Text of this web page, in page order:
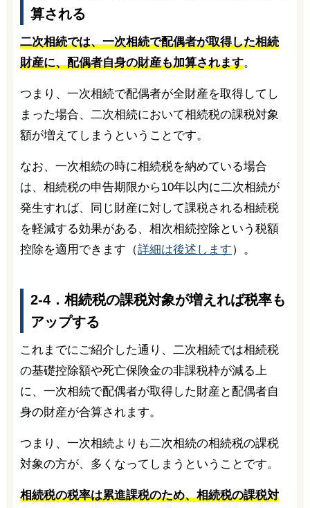
算される
二次相続では、一次相続で配偶者が取得した相続
財産に、配偶者自身の財産も加算されます。
つまり、一次相続で配偶者が全財産を取得してし
まった場合、二次相続において相続税の課税対象
額が増えてしまうということです。
なお、一次相続の時に相続税を納めている場合
は、相続税の申告期限から10年以内に二次相続が
発生すれば、同じ財産に対して課税される相続税
を軽減する効果がある、相次相続控除という税額
控除を適用できます（詳細は後述します）。
2-4．相続税の課税対象が増えれば税率も
アップする
これまでにご紹介した通り、二次相続では相続税
の基礎控除額や死亡保険金の非課税枠が減る上
に、一次相続で配偶者が取得した財産と配偶者自
身の財産が合算されます。
つまり、一次相続よりも二次相続の相続税の課税
対象の方が、多くなってしまうということです。
相続税の税率は累進課税のため、相続税の課税対